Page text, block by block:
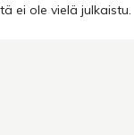
ei ole vielä julkaistu.